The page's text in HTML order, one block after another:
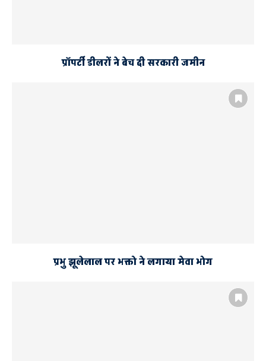
प्रॉपर्टी डीलरों ने बेच दी सरकारी जमीन
प्रभु झूलेलाल पर भक्तो ने लगाया मेवा भोग